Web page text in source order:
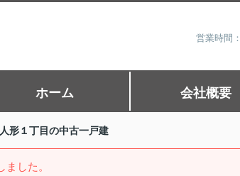
営業時間
ホーム 会社概要
形１丁目の中古一戸建
した。